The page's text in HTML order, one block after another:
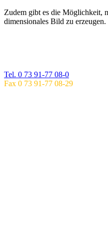
Zudem gibt es die Möglichkeit,
dimensionales Bild zu erzeugen.
Tel. 0 73 91-77 08-0
Fax 0 73 91-77 08-29